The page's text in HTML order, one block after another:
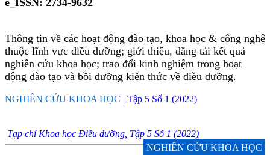
e_ISSN: 2734-9632
Thông tin về các hoạt động đào tạo, khoa học & công nghệ
thuộc lĩnh vực điều dưỡng; giới thiệu, đăng tải kết quả
nghiên cứu khoa học; trao đổi kinh nghiệm trong hoạt
động đào tạo và bồi dưỡng kiến thức về điều dưỡng.
NGHIÊN CỨU KHOA HỌC | Tập 5 Số 1 (2022)
Tạp chí Khoa học Điều dưỡng, Tập 5 Số 1 (2022)
NGHIÊN CỨU KHOA HỌC